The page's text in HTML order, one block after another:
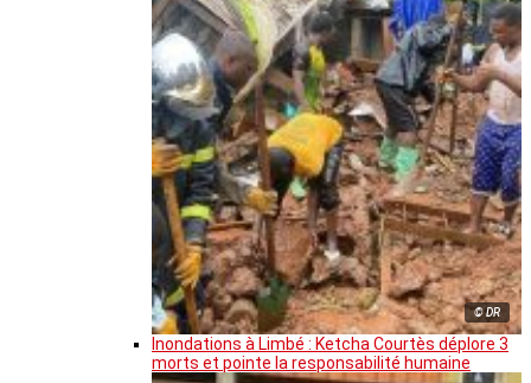
© DR
Inondations à Limbé : Ketcha Courtès déplore 3
morts et pointe la responsabilité humaine